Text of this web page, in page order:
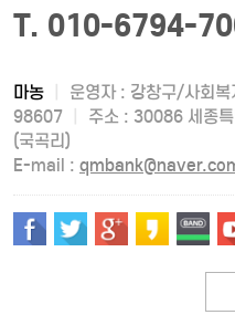
T. 010-6794-
마농 운영자 : 강창구/사회복
98607
주소 : 30086 세종
(국곡리)
E-mail :